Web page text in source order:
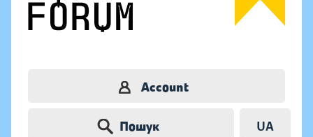
Account
Пошук UA